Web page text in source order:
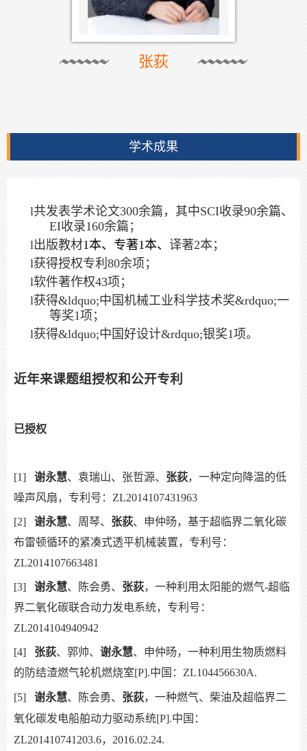
张荻
学术成果
l共发表学术论文300余篇，其中SCI收录90余篇、
EI收录160余篇；
l出版教材1本、专著1本、 译著2本；
l获得授权专利 80余项；
l软件著作权43项；
l获得&ldquo;中国机械工业科学技术奖&rdquo;一
等奖1项；
l获得&ldquo;中国好设计&rdquo;银奖1项。
近年来课题组授权和公开专利
已授权
[1] 谢永慧、袁瑞山、张哲源、 张荻，一种定向降温的低
噪声风扇，专利号：ZL2014107431963
[2] 谢永慧、周琴、 张荻、申仲旸，基于超临界二氧化碳
布雷顿循环的紧凑式透平机械装置，专利号：
ZL2014107663481
[3] 谢永慧、陈会勇、 张荻，一种利用太阳能的燃气-超临
界二氧化碳联合动力发电系统，专利号：
ZL2014104940942
[4] 张荻、郭帅、 谢永慧、申仲旸，一种利用生物质燃料
的防结渣燃气轮机燃烧室[P].中国：ZL104456630A.
[5] 谢永慧、陈会勇、 张荻，一种燃气、柴油及超临界二
氧化碳发电船舶动力驱动系统[P].中国：
ZL201410741203.6，2016.02.24.